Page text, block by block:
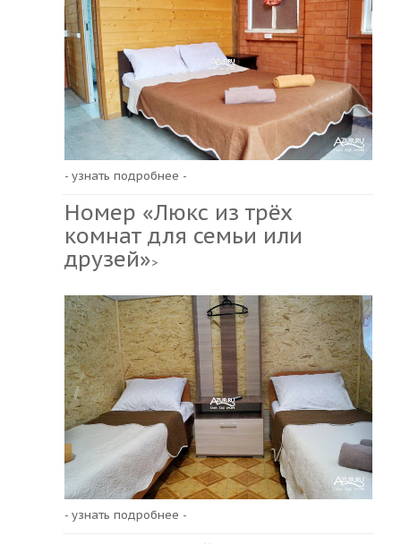
- узнать подробнее -
Номер «Люкс из трёх
комнат для семьи или
друзей»>
- узнать подробнее -